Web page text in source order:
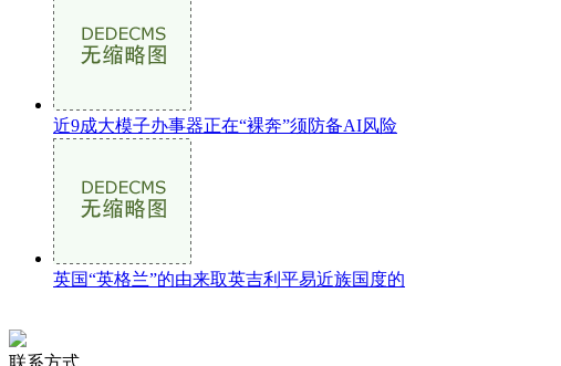
近9成大模子办事器正在“裸奔”须防备AI风险
英国“英格兰”的由来取英吉利平易近族国度的